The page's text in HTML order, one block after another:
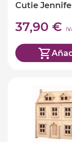
Cutie
37,90 €